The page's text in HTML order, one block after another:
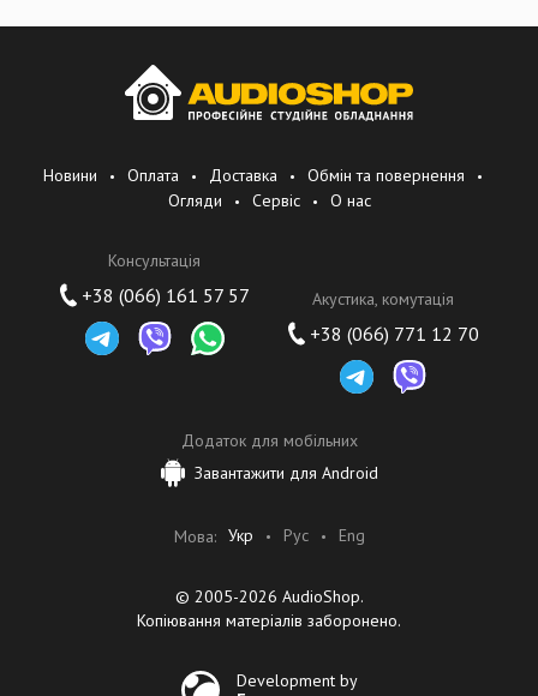
Новини Оплата Доставка
Обмін та повернення
Огляди
Сервіс О нас
Консультація
+38 (066) 161 57 57 Акустика, комутація
+38 (066) 771 12 70
Додаток для мобільних
Завантажити для Android
Мова: Укр Рус Eng
© 2005-2026 AudioShop.
Копіювання матеріалів заборонено.
Development by